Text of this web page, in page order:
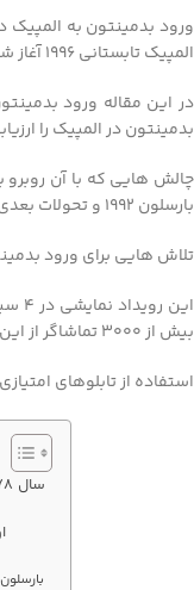
ورود بدمینتون به المپیک
المپیک تابستانی 1996 آغاز شد .
در این مقاله ورود
بدمینتون در المپیک را
چالش هایی که با آن روبرو
بارسلون 1992 و تحولات بعدی
تلاش هایی برای ورود
بیش از 3000 تماشاگر از این اقدام در یک روز بازی لذت بردند.
استفاده از تابلوهای
سال 1978 فدراسیون جهانی بدمینتون
بارسلون 1992 – اولین ورزش المپیک